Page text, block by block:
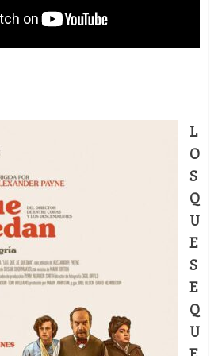
L
O
S
Q
U
E
S
E
Q
U